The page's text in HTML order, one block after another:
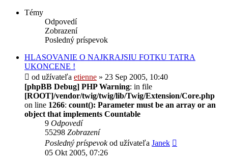
Témy
Odpovedí
Zobrazení
Posledný príspevok
HLASOVANIE O NAJKRAJSIU FOTKU TATRA
UKONCENE !
od užívateľa etienne » 23 Sep 2005, 10:40
[phpBB Debug] PHP Warning: in file
[ROOT]/vendor/twig/twig/lib/Twig/Extension/Core.php
on line 1266: count(): Parameter must be an array or an
object that implements Countable
9 Odpovedí
55298 Zobrazení
Posledný príspevokod užívateľa Janek
05 Okt 2005, 07:26